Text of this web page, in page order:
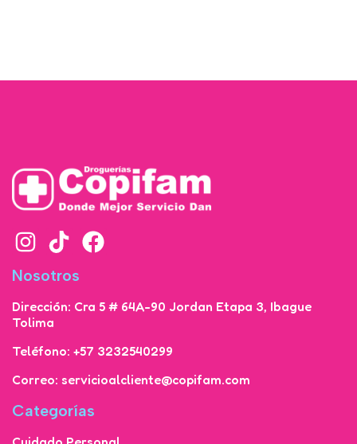
Nosotros
Dirección: Cra 5 # 64A-90 Jordan Etapa 3, Ibague
Tolima
Teléfono: +57 3232540299
Correo: servicioalcliente@copifam.com
Categorías